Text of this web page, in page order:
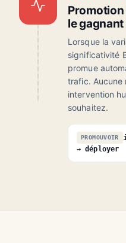
le
Lorsque la
significativité
promue
trafic. Aucune
intervention
souhaitez.
PROMOUVOIR
→ déployer